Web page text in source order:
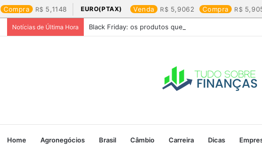
Compra 5,1148 EURO(PTAX) Venda 5,9062 Compra
Notícias de Última Hora Black Friday: os produtos que mais valem a pena
Home Agronegócios Brasil Câmbio Carreira Dicas